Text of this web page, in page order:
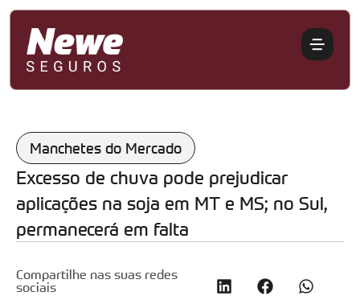
Manchetes do Mercado
Excesso de chuva pode prejudicar
aplicações na soja em MT e MS; no Sul,
permanecerá em falta
Compartilhe nas suas redes
sociais